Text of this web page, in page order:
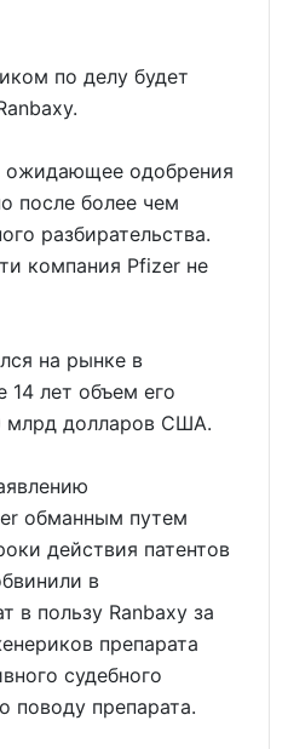
по делу будет
ожидающее одобрения
после более чем
разбирательства.
компания Pfizer не
на рынке в
14 лет объем его
млрд долларов США.
обманным путем
действия патентов
в
в пользу Ranbaxy за
препарата
судебного
поводу препарата.